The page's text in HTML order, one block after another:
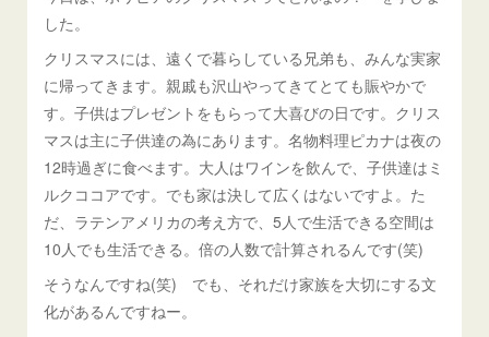
した。
クリスマスには、遠くで暮らしている兄弟も、みんな実家
に帰ってきます。親戚も沢山やってきてとても賑やかで
す。子供はプレゼントをもらって大喜びの日です。クリス
マスは主に子供達の為にあります。名物料理ピカナは夜の
12時過ぎに食べます。大人はワインを飲んで、子供達はミ
ルクココアです。でも家は決して広くはないですよ。た
だ、ラテンアメリカの考え方で、5人で生活できる空間は
10人でも生活できる。倍の人数で計算されるんです(笑)
そうなんですね(笑) でも、それだけ家族を大切にする文
化があるんですねー。